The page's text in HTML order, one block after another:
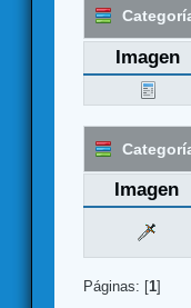
Imagen
Imagen
Páginas: [1]